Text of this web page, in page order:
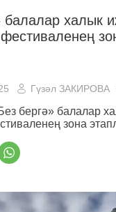
балалар халык
Гүзәл ЗАКИРОВА
бергә» балалар
зона